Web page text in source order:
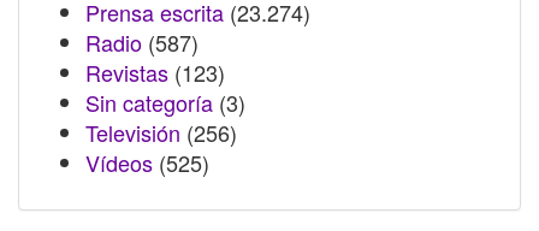
Prensa escrita (23.274)
Radio (587)
Revistas (123)
Sin categoría (3)
Televisión (256)
Vídeos (525)